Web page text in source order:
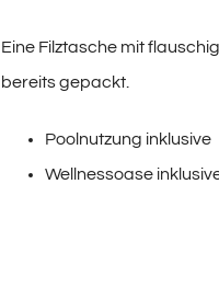
Eine Filztasche mit
bereits gepackt.
Poolnutzung inklusive
Wellnessoase